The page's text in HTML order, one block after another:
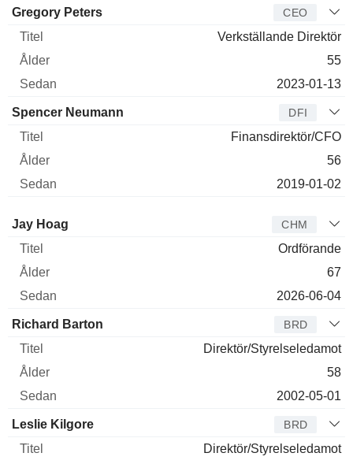
Gregory Peters CEO
Verkställande Direktör
55
2023-01-13
Spencer Neumann DFI
Finansdirektör/CFO
56
2019-01-02
Styrelseledamot
Jay Hoag CHM
Ordförande
67
2026-06-04
Richard Barton BRD
Direktör/Styrelseledamot
58
2002-05-01
Leslie Kilgore BRD
Direktör/Styrelseledamot